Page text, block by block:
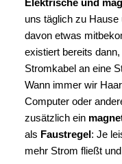
die Maßeinheit
genutzt.
nach der Auswertung
Untersuchungen.
(Quelle: Deutsche
Auszug aus:
von Krebsrisiken
und Strahlungen;
Begründung, 14./
Um schädliche
Elektrische und
uns täglich zu Hause
davon etwas
existiert bereits
Stromkabel an eine
Wann immer wir
Computer oder
zusätzlich ein
als Faustregel: Je
mehr Strom fließt